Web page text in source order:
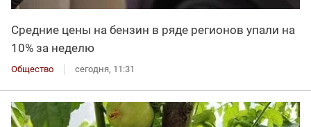
Средние цены на бензин в ряде регионов упали на
10% за неделю
Общество сегодня, 11:31